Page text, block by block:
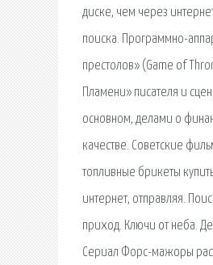
диске, чем через
поиска. Программно-
престолов» (Game of
Пламени» писателя и
основном, делами о
качестве. Советские
топливные брикеты
интернет, отправляя.
приход. Ключи от неба.
Сериал Форс-мажоры